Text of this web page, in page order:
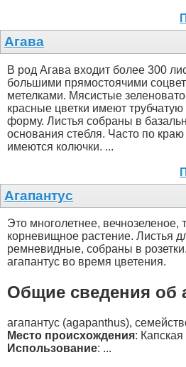
Агава
В род Агава входит более 300
большими прямостоячими
метелками. Мясистые
красные цветки имеют
форму. Листья собраны в
основания стебля. Часто по
имеются колючки. ...
Агапантус
Это многолетнее, вечнозеленое,
корневищное растение. Листья
ремневидные, собраны в
агапантус во время цветения.
Общие сведения об
агапантус (agapanthus),
Место происхождения:
Использование: ...